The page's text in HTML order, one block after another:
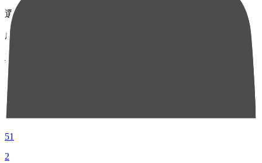
選手名
成績
1
DF 48
新保 海鈴
51
2